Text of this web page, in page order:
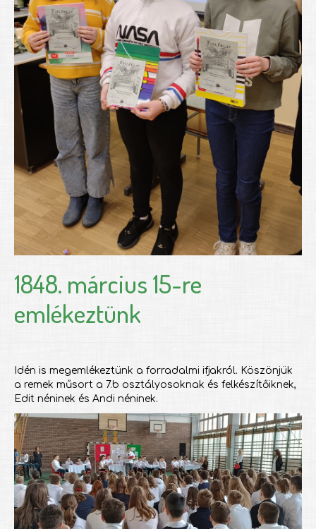
1848. március 15-re
emlékeztünk
Idén is megemlékeztünk a forradalmi ifjakról. Köszönjük
a remek műsort a 7.b osztályosoknak és felkészítőiknek,
Edit néninek és Andi néninek.